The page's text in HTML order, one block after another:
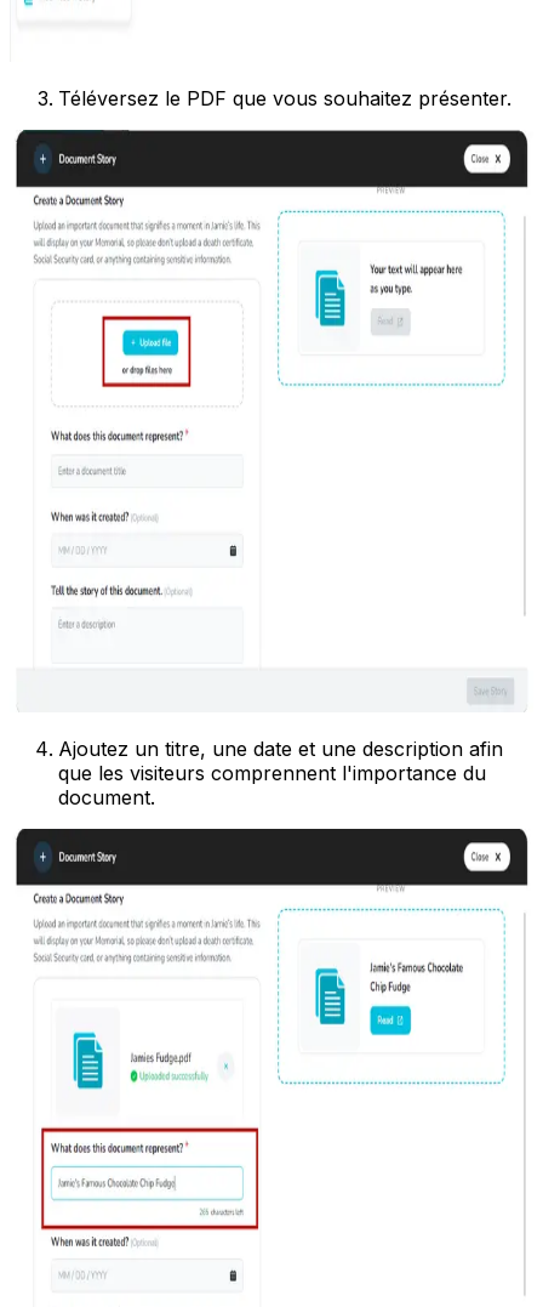
Téléversez le PDF que vous souhaitez présenter.
Ajoutez un titre, une date et une description afin
que les visiteurs comprennent l'importance du
document.